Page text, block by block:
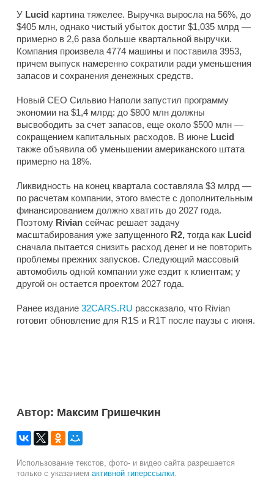
У Lucid картина тяжелее. Выручка выросла на 56%, до
$405 млн, однако чистый убыток достиг $1,035 млрд —
примерно в 2,6 раза больше квартальной выручки.
Компания произвела 4774 машины и поставила 3953,
причем выпуск намеренно сократили ради уменьшения
запасов и сохранения денежных средств.
Новый CEO Сильвио Наполи запустил программу
экономии на $1,4 млрд: до $800 млн должны
высвободить за счет запасов, еще около $500 млн —
сокращением капитальных расходов. В июне Lucid
также объявила об уменьшении американского штата
примерно на 18%.
Ликвидность на конец квартала составляла $3 млрд —
по расчетам компании, этого вместе с дополнительным
финансированием должно хватить до 2027 года.
Поэтому Rivian сейчас решает задачу
масштабирования уже запущенного R2, тогда как Lucid
сначала пытается снизить расход денег и не повторить
проблемы прежних запусков. Следующий массовый
автомобиль одной компании уже ездит к клиентам; у
другой он остается проектом 2027 года.
Ранее издание 32CARS.RU рассказало, что Rivian
готовит обновление для R1S и R1T после паузы с июня.
Автор: Максим Гришечкин
Использование текстов, фото- и видео сайта разрешается
только с указанием активной гиперссылки